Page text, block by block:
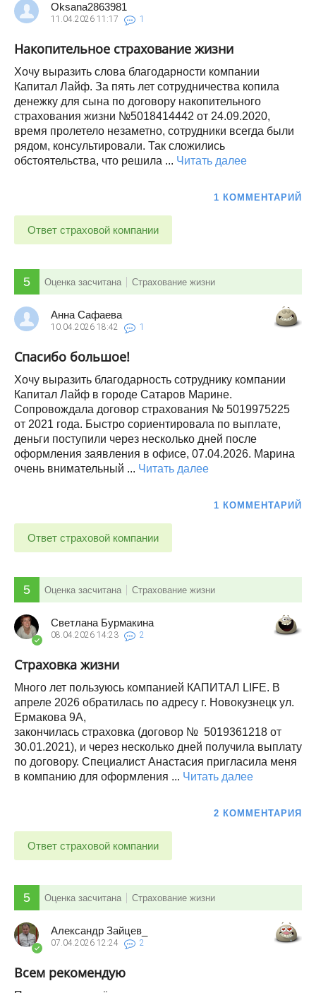
Oksana2863981
11.04.2026 11:17 1
Накопительное страхование жизни
Хочу выразить слова благодарности компании
Капитал Лайф. За пять лет сотрудничества копила
денежку для сына по договору накопительного
страхования жизни №5018414442 от 24.09.2020,
время пролетело незаметно, сотрудники всегда были
рядом, консультировали. Так сложились
обстоятельства, что решила ... Читать далее
1 КОММЕНТАРИЙ
Ответ страховой компании
5 Оценка засчитана Страхование жизни
Анна Сафаева
10.04.2026 18:42 1
Спасибо большое!
Хочу выразить благодарность сотруднику компании
Капитал Лайф в городе Сатаров Марине.
Сопровождала договор страхования № 5019975225
от 2021 года. Быстро сориентировала по выплате,
деньги поступили через несколько дней после
оформления заявления в офисе, 07.04.2026. Марина
очень внимательный ... Читать далее
1 КОММЕНТАРИЙ
Ответ страховой компании
5 Оценка засчитана Страхование жизни
Светлана Бурмакина
08.04.2026 14:23 2
Страховка жизни
Много лет пользуюсь компанией КАПИТАЛ LIFE. В
апреле 2026 обратилась по адресу г. Новокузнецк ул.
Ермакова 9А,
закончилась страховка (договор № 5019361218 от
30.01.2021), и через несколько дней получила выплату
по договору. Специалист Анастасия пригласила меня
в компанию для оформления ... Читать далее
2 КОММЕНТАРИЯ
Ответ страховой компании
5 Оценка засчитана Страхование жизни
Александр Зайцев_
07.04.2026 12:24 2
Всем рекомендую